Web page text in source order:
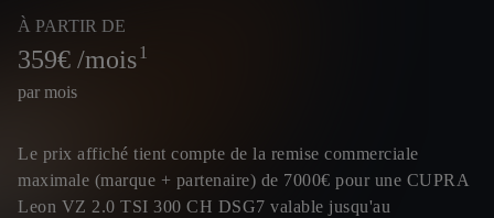
À PARTIR DE
359€ /mois1
par mois
Le prix affiché tient compte de la remise commerciale
maximale (marque + partenaire) de 7000€ pour une CUPRA
Leon VZ 2.0 TSI 300 CH DSG7 valable jusqu'au